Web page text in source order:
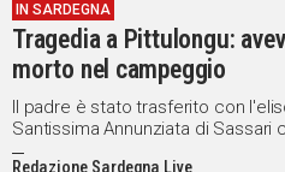
IN SARDEGNA
Tragedia a Pittulongu:
morto nel campeggio
Il padre è stato trasferito con
Santissima Annunziata di Sassari
cento del corpo. La madre è
Redazione Sardegna Live